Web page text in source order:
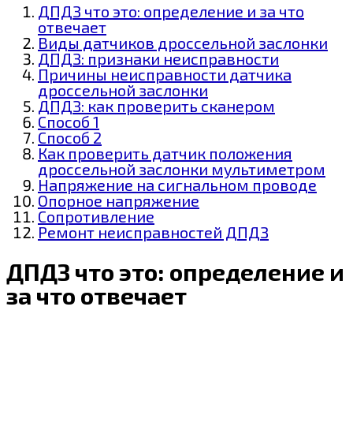
ДПДЗ что это: определение и за что
отвечает
Виды датчиков дроссельной заслонки
ДПДЗ: признаки неисправности
Причины неисправности датчика
дроссельной заслонки
ДПДЗ: как проверить сканером
Способ 1
Способ 2
Как проверить датчик положения
дроссельной заслонки мультиметром
Напряжение на сигнальном проводе
Опорное напряжение
Сопротивление
Ремонт неисправностей ДПДЗ
ДПДЗ что это: определение и
за что отвечает